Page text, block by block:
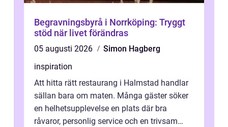
Begravningsbyrå i Norrköping: Tryggt
stöd när livet förändras
05 augusti 2026
Simon Hagberg
inspiration
Att hitta rätt restaurang i Halmstad handlar
sällan bara om maten. Många gäster söker
en helhetsupplevelse en plats där bra
råvaror, personlig service och en trivsam